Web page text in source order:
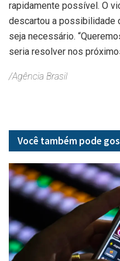
rapidamente possível. O
descartou a possibilidade
seja necessário.
seria resolver nos
/Agência Brasil
Você também pode